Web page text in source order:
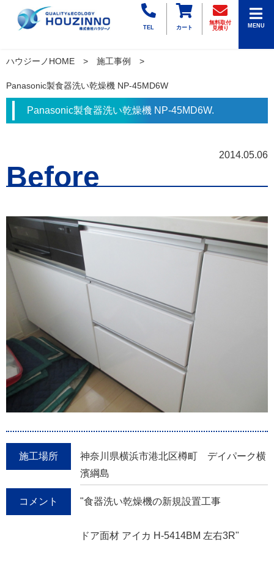
TEL カート
無料取付
見積り
MENU
ハウジーノHOME 施工事例
Panasonic製食器洗い乾燥機 NP-45MD6W
Panasonic製食器洗い乾燥機 NP-45MD6W.
2014.05.06
Before
施工場所
神奈川県横浜市港北区樽町 デイパーク横
濱綱島
コメント "食器洗い乾燥機の新規設置工事
ドア面材 アイカ H-5414BM 左右3R"